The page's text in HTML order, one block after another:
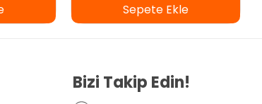
Sepete Ekle
Bizi Takip Edin!